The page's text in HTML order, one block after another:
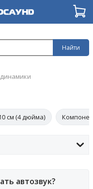
Найти
см (4 дюйма)
автозвук?